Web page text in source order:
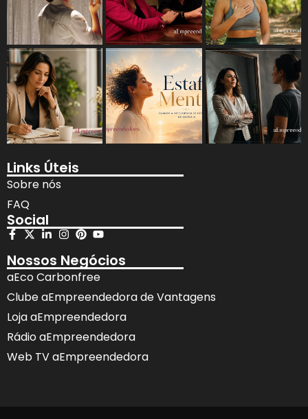
Links Úteis
Sobre nós
FAQ
Social
Nossos Negócios
aEco Carbonfree
Clube aEmpreendedora de Vantagens
Loja aEmpreendedora
Rádio aEmpreendedora
Web TV aEmpreendedora